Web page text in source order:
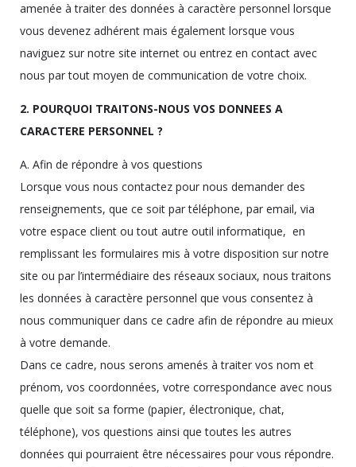
amenée à traiter des données à caractère personnel lorsque
vous devenez adhérent mais également lorsque vous
naviguez sur notre site internet ou entrez en contact avec
nous par tout moyen de communication de votre choix.
2. POURQUOI TRAITONS-NOUS VOS DONNEES A
CARACTERE PERSONNEL ?
A. Afin de répondre à vos questions
Lorsque vous nous contactez pour nous demander des
renseignements, que ce soit par téléphone, par email, via
votre espace client ou tout autre outil informatique, en
remplissant les formulaires mis à votre disposition sur notre
site ou par l’intermédiaire des réseaux sociaux, nous traitons
les données à caractère personnel que vous consentez à
nous communiquer dans ce cadre afin de répondre au mieux
à votre demande.
Dans ce cadre, nous serons amenés à traiter vos nom et
prénom, vos coordonnées, votre correspondance avec nous
quelle que soit sa forme (papier, électronique, chat,
téléphone), vos questions ainsi que toutes les autres
données qui pourraient être nécessaires pour vous répondre.